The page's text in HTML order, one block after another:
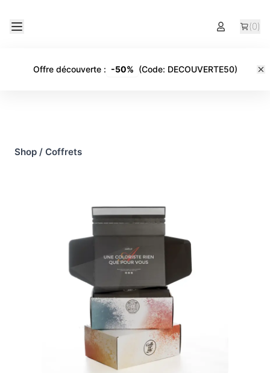
(0)
Offre découverte: -50% (Code: DECOUVERTE50)
Shop / Coffrets